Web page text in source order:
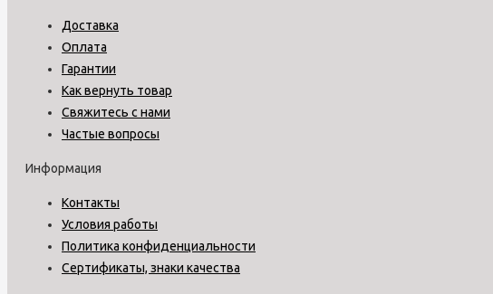
Доставка
Оплата
Гарантии
Как вернуть товар
Свяжитесь с нами
Частые вопросы
Информация
Контакты
Условия работы
Политика конфиденциальности
Сертификаты, знаки качества